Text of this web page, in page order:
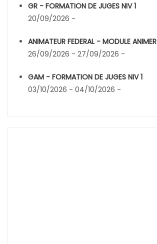
GR - FORMATION DE JUGES NIV 1
20/09/2026 -
ANIMATEUR FEDERAL - MODULE ANIMER
26/09/2026 - 27/09/2026 -
GAM - FORMATION DE JUGES NIV 1
03/10/2026 - 04/10/2026 -